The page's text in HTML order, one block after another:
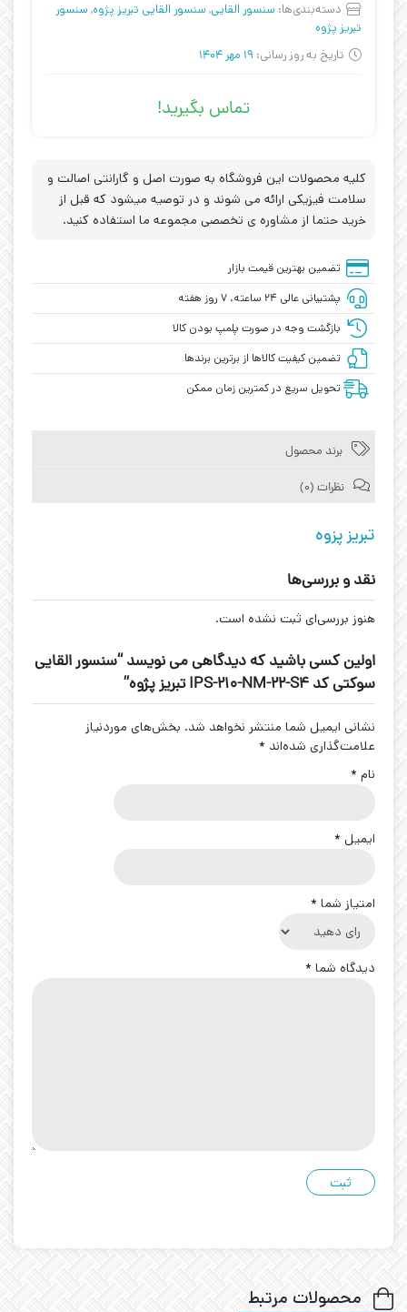
دسته‌بندی‌ها: سنسور القایی, سنسور القایی تبریز پژوه, سنسور
تبریز پژوه
تاریخ به روز رسانی: 19 مهر 1404
تماس بگیرید!
کلیه محصولات این فروشگاه به صورت اصل و گارانتی اصالت و
سلامت فیزیکی ارائه می شوند و در توصیه میشود که قبل از
خرید حتما از مشاوره ی تخصصی مجموعه ما استفاده کنید.
تضمین بهترین قیمت بازار
پشتیبانی عالی ۲۴ ساعته، ۷ روز هفته
بازگشت وجه در صورت پلمپ بودن کالا
تضمین کیفیت کالاها از برترین برندها
تحویل سریع در کمترین زمان ممکن
برند محصول
نظرات (0)
تبریز پزوه
نقد و بررسی‌ها
هنوز بررسی‌ای ثبت نشده است.
اولین کسی باشید که دیدگاهی می نویسد “سنسور القایی
سوکتی کد IPS-210-NM-22-S4 تبریز پژوه”
نشانی ایمیل شما منتشر نخواهد شد. بخش‌های موردنیاز
علامت‌گذاری شده‌اند *
نام *
ایمیل *
امتیاز شما *
دیدگاه شما *
محصولات مرتبط